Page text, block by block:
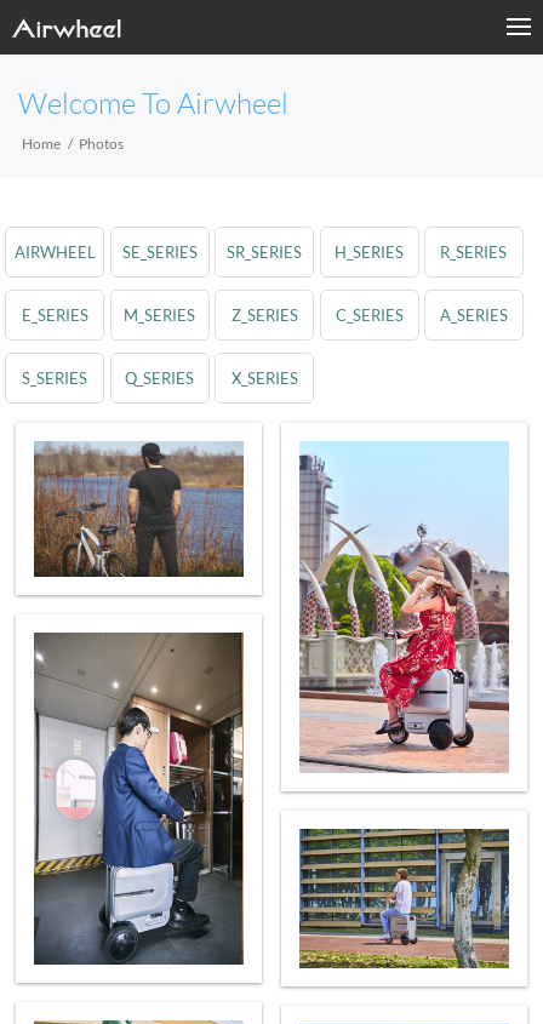
Welcome To Airwheel
Home Photos
AIRWHEEL SE_SERIES SR_SERIES H_SERIES R_SERIES
E_SERIES M_SERIES Z_SERIES C_SERIES A_SERIES
S_SERIES Q_SERIES X_SERIES